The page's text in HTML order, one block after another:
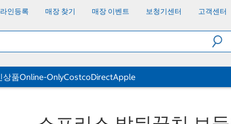
인등록 매장 찾기 매장 이벤트 보청기센터 고객센터
상품Online-OnlyCostcoDirectApple